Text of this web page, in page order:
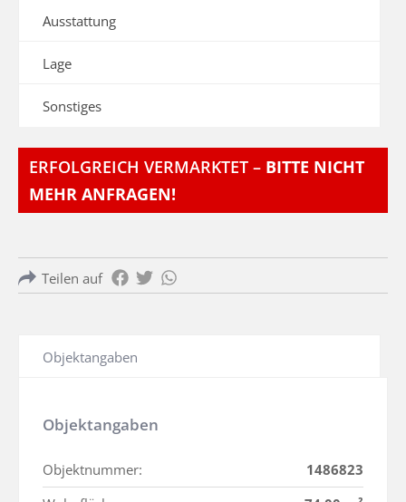
Ausstattung
Lage
Sonstiges
ERFOLGREICH VERMARKTET – BITTE NICHT
MEHR ANFRAGEN!
Teilen auf
Objektangaben
Objektangaben
Objektnummer:
1486823